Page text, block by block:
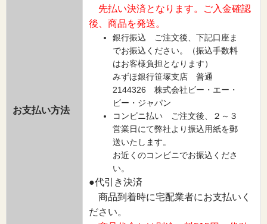
お支払い方法
先払い決済となります。ご入金確認
後、商品を発送。
銀行振込 ご注文後、下記口座ま
でお振込ください。（振込手数料
はお客様負担となります）
みずほ銀行笹塚支店 普通
2144326 株式会社ビー・エー・
ビー・ジャパン
コンビニ払い ご注文後、２～３
営業日にて弊社より振込用紙を郵
送いたします。
お近くのコンビニでお振込くださ
い。
●代引き決済
商品到着時に宅配業者にお支払いく
ださい。